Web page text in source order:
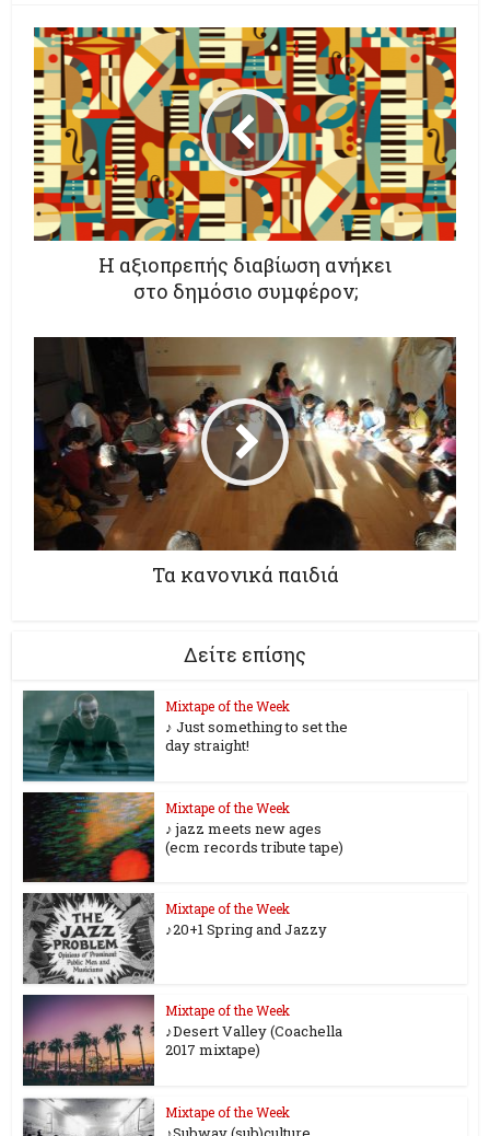
Η αξιοπρεπής διαβίωση ανήκει
στο δημόσιο συμφέρον;
Τα κανονικά παιδιά
Δείτε επίσης
Mixtape of the Week
♪ Just something to set the
day straight!
Mixtape of the Week
♪ jazz meets new ages
(ecm records tribute tape)
Mixtape of the Week
♪20+1 Spring and Jazzy
Mixtape of the Week
♪Desert Valley (Coachella
2017 mixtape)
Mixtape of the Week